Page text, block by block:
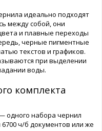
идеально подходят
между собой, они
и плавные переходы
черные пигментные
текстов и графиков.
при выделении
воды.
комплекта
одного набора чернил
ч/б документов или же